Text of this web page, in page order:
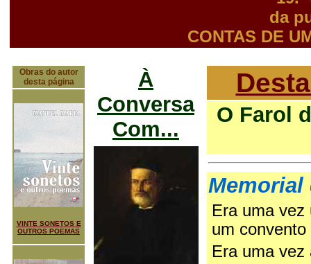
da
CONTAS DE
Obras do autor
desta página
VINTE SONETOS E
OUTROS POEMAS
À
Conversa
Com...
O Farol
Memorial
Era uma vez
um
Era uma vez